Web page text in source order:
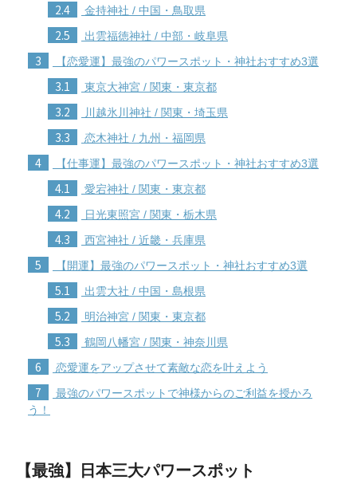
2.4 金持神社 / 中国・鳥取県
2.5 出雲福徳神社 / 中部・岐阜県
3 【恋愛運】最強のパワースポット・神社おすすめ3選
3.1 東京大神宮 / 関東・東京都
3.2 川越氷川神社 / 関東・埼玉県
3.3 恋木神社 / 九州・福岡県
4 【仕事運】最強のパワースポット・神社おすすめ3選
4.1 愛宕神社 / 関東・東京都
4.2 日光東照宮 / 関東・栃木県
4.3 西宮神社 / 近畿・兵庫県
5 【開運】最強のパワースポット・神社おすすめ3選
5.1 出雲大社 / 中国・島根県
5.2 明治神宮 / 関東・東京都
5.3 鶴岡八幡宮 / 関東・神奈川県
6 恋愛運をアップさせて素敵な恋を叶えよう
7
最強のパワースポットで神様からのご利益を授かろ
う！
【最強】日本三大パワースポット